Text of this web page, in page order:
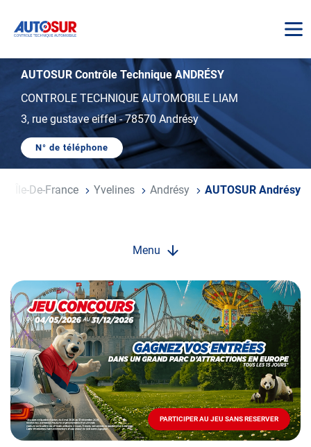
AUTOSUR
AUTOSUR Contrôle Technique ANDRÉSY
CONTROLE TECHNIQUE AUTOMOBILE LIAM
3, rue gustave eiffel-78570 Andrésy
N° de téléphone
AFFICHER
TÉLÉPHONE
Île-De-France Yvelines Andrésy AUTOSUR Andrésy
Menu
Opération
spéciale
Mai
-
Décembre
2026
Locations
PARTICIPER AU JEU SANS RESERVER
PARTICIPER
AU
JEU